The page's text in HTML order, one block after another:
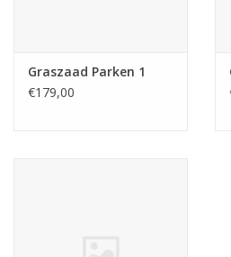
Graszaad Parken 1
€179,00